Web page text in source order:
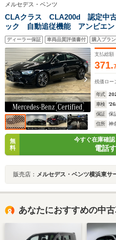
メルセデス・ベンツ
CLAクラス CLA200d 認定中
ック 自動追従機能 アンビエ
ター 電動パワーシート 純正
イヤレスチャージャー
クカメラ
ディーラー保証 車両品質評価書付 購入プラ
支払総額
371.
残価ロー
年式
車検
保証
保
住所
神
無
料
今すぐ在庫確
電話
販売店： メルセデス・ベンツ横浜東サ
あなたにおすすめの中